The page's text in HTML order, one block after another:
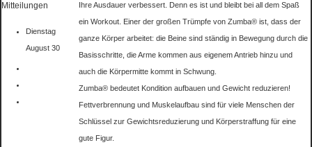
Mitteilungen
Dienstag
August 30
Ihre Ausdauer verbessert. Denn es ist und bleibt bei all dem Spaß
ein Workout. Einer der großen Trümpfe von Zumba® ist, dass der
ganze Körper arbeitet: die Beine sind ständig in Bewegung durch die
Basisschritte, die Arme kommen aus eigenem Antrieb hinzu und
auch die Körpermitte kommt in Schwung.
Zumba® bedeutet Kondition aufbauen und Gewicht reduzieren!
Fettverbrennung und Muskelaufbau sind für viele Menschen der
Schlüssel zur Gewichtsreduzierung und Körperstraffung für eine
gute Figur.